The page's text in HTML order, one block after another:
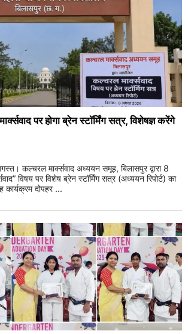
पर होगा ब्रेन स्टॉर्मिंग सत्र, विशेषज्ञ करेंगे
कल्चरल मार्क्सवाद अध्ययन समूह, बिलासपुर द्वारा 8
विषय पर विशेष ब्रेन स्टॉर्मिंग सत्र (अध्ययन रिपोर्ट) का
दोपहर ...